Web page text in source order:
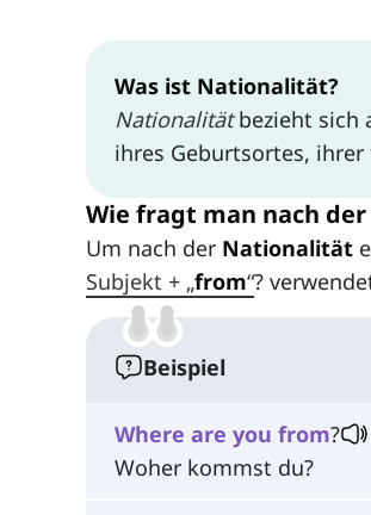
Was ist Nationalität?
Nationalitätbezieht sich
ihres Geburtsortes,
Wie fragt man nach
Um nach der Nationalität
Subjekt + „from“?
Beispiel
Where are you from?
Woher kommst du?